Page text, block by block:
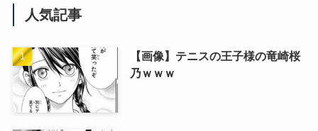
人気記事
【画像】テニスの王子様の竜崎桜
乃ｗｗｗ